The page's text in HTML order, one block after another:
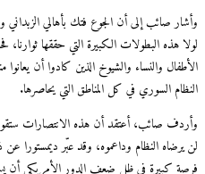
وأشار صائب إلى أن الجوع فتك بأهالي الزبداني
لولا هذه البطولات الكبيرة التي حققها
الأطفال والنساء والشيوخ الذين كادوا أن يعانوا
النظام السوري في كل المناطق التي يحاصرها.
وأردف صائب، أعتقد أن هذه الانتصارات
لن يرضاه النظام وداعموه، وقد عبّر ديمستورا
فرصة كبيرة في ظل ضعف الدور الأمريكي أن